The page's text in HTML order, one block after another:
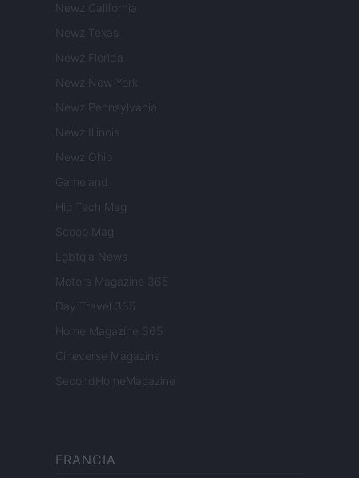
Newz California
Newz Texas
Newz Florida
Newz New York
Newz Pennsylvania
Newz Illinois
Newz Ohio
Gameland
Hig Tech Mag
Scoop Mag
Lgbtqia News
Motors Magazine 365
Day Travel 365
Home Magazine 365
Cineverse Magazine
SecondHomeMagazine
FRANCIA